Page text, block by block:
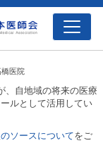
医院
、自地域の将来の医療
ルとして活用してい
ソースについてをご